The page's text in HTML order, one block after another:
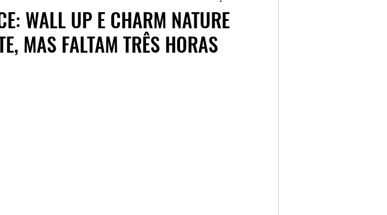
WALL UP E CHARM NATURE
MAS FALTAM TRÊS HORAS